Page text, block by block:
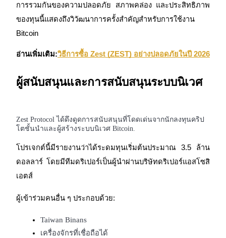
การรวมกันของความปลอดภัย สภาพคล่อง และประสิทธิภาพ
ของทุนนี้แสดงถึงวิวัฒนาการครั้งสำคัญสำหรับการใช้งาน
Bitcoin
อ่านเพิ่มเติม:วิธีการซื้อ Zest (ZEST) อย่างปลอดภัยในปี 2026
ผู้สนับสนุนและการสนับสนุนระบบนิเวศ
Zest Protocol ได้ดึงดูดการสนับสนุนที่โดดเด่นจากนักลงทุนคริป
โตชั้นนำและผู้สร้างระบบนิเวศ Bitcoin.
โปรเจกต์นี้มีรายงานว่าได้ระดมทุนเริ่มต้นประมาณ 3.5 ล้าน
ดอลลาร์ โดยมีทีมดริเปอร์เป็นผู้นำผ่านบริษัทดริเปอร์แอสโซสิ
เอตส์
ผู้เข้าร่วมคนอื่น ๆ ประกอบด้วย:
Taiwan Binans
เครื่องจักรที่เชื่อถือได้